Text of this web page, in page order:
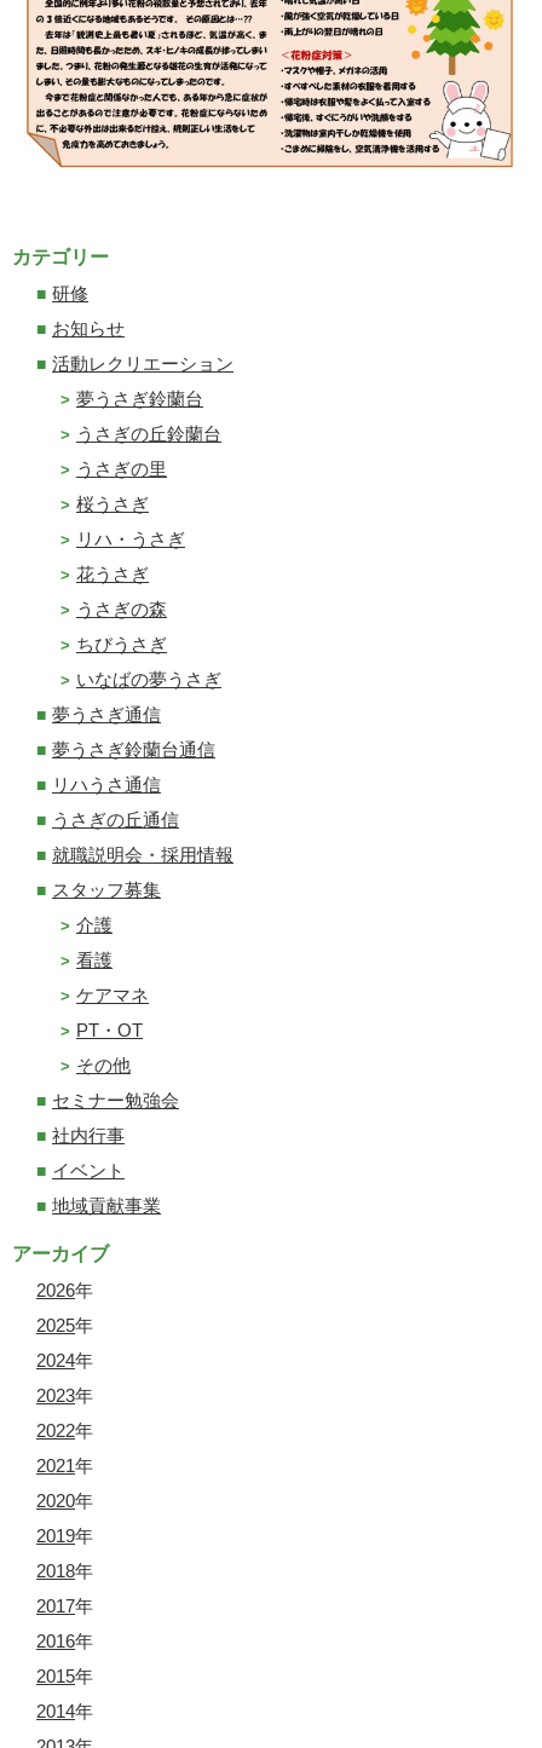
カテゴリー
研修
お知らせ
活動レクリエーション
夢うさぎ鈴蘭台
うさぎの丘鈴蘭台
うさぎの里
桜うさぎ
リハ・うさぎ
花うさぎ
うさぎの森
ちびうさぎ
いなばの夢うさぎ
夢うさぎ通信
夢うさぎ鈴蘭台通信
リハうさ通信
うさぎの丘通信
就職説明会・採用情報
スタッフ募集
介護
看護
ケアマネ
PT・OT
その他
セミナー勉強会
社内行事
イベント
地域貢献事業
アーカイブ
2026年
2025年
2024年
2023年
2022年
2021年
2020年
2019年
2018年
2017年
2016年
2015年
2014年